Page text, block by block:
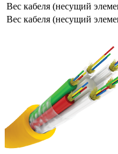
Вес кабеля (несущий
Вес кабеля (несущий